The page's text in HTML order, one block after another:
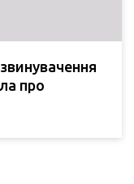
про